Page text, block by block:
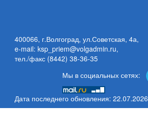
400066, г.Волгоград, ул.Советская, 4а,
e-mail: ksp_priem@volgadmin.ru,
тел./факс (8442) 38-36-35
Мы в социальных сетях:
Дата последнего обновления: 22.07.2026